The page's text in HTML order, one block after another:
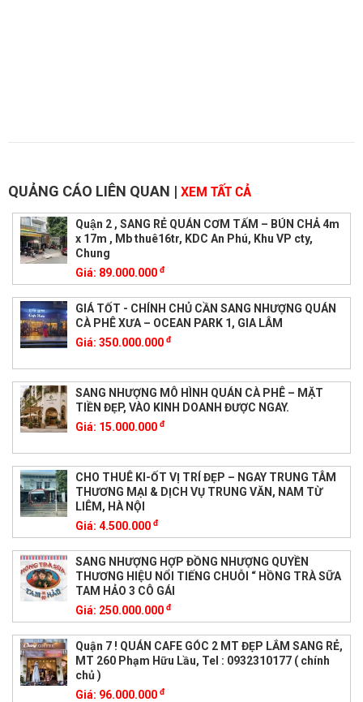
QUẢNG CÁO LIÊN QUAN | XEM TẤT CẢ
Quận 2 , SANG RẺ QUÁN CƠM TẤM – BÚN CHẢ 4m
x 17m , Mb thuê16tr, KDC An Phú, Khu VP cty,
Chung
Giá: 89.000.000 đ
GIÁ TỐT - CHÍNH CHỦ CẦN SANG NHƯỢNG QUÁN
CÀ PHÊ XƯA – OCEAN PARK 1, GIA LÂM
Giá: 350.000.000 đ
SANG NHƯỢNG MÔ HÌNH QUÁN CÀ PHÊ – MẶT
TIỀN ĐẸP, VÀO KINH DOANH ĐƯỢC NGAY.
Giá: 15.000.000 đ
CHO THUÊ KI-ỐT VỊ TRÍ ĐẸP – NGAY TRUNG TÂM
THƯƠNG MẠI & DỊCH VỤ TRUNG VĂN, NAM TỪ
LIÊM, HÀ NỘI
Giá: 4.500.000 đ
SANG NHƯỢNG HỢP ĐỒNG NHƯỢNG QUYỀN
THƯƠNG HIỆU NỔI TIẾNG CHUỖI “ HỒNG TRÀ SỮA
TAM HẢO 3 CÔ GÁI
Giá: 250.000.000 đ
Quận 7 ! QUÁN CAFE GÓC 2 MT ĐẸP LẮM SANG RẺ,
MT 260 Phạm Hữu Lầu, Tel : 0932310177 ( chính
chủ )
Giá: 96.000.000 đ